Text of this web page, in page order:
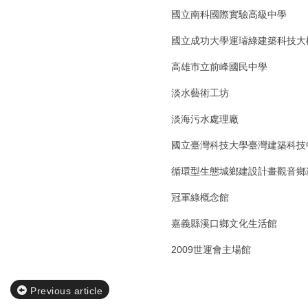
國立南科國際實驗高級中學
國立成功大學運璿綠建築科技大
高雄市立前峰國民中學
淡水藝術工坊
淡海污水處理廠
國立臺灣科技大學臺灣建築科
循環型生態城鄉建設計畫觀音
冠軍綠概念館
嘉義縣溪口鄉文化生活館
2009世運會主場館
Previous article